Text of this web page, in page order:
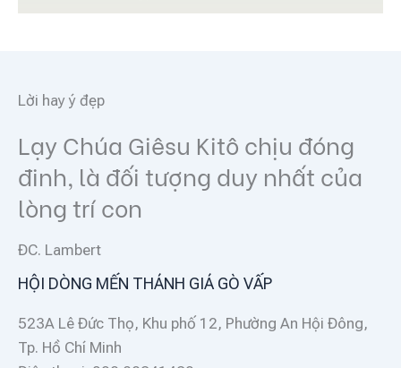
Lời hay ý đẹp
Lạy Chúa Giêsu Kitô chịu đóng
đinh, là đối tượng duy nhất của
lòng trí con
ĐC. Lambert
HỘI DÒNG MẾN THÁNH GIÁ GÒ VẤP
523A Lê Đức Thọ, Khu phố 12, Phường An Hội Đông,
Tp. Hồ Chí Minh